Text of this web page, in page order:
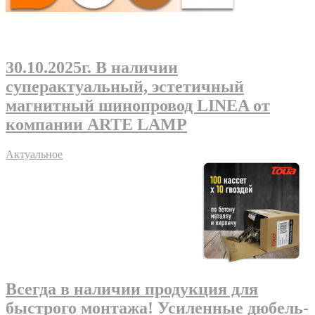
30.10.2025г. В наличии
суперактуальный, эстетичный
магнитный шинопровод LINEA от
компании ARTE LAMP
Актуальное
Всегда в наличии продукция для
быстрого монтажа! Усиленные дюбель-